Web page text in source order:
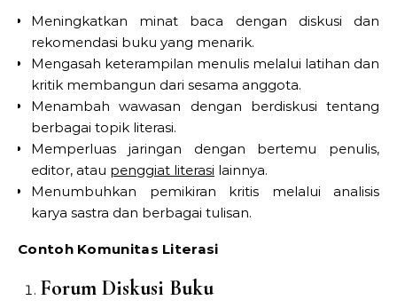
Meningkatkan minat baca dengan diskusi dan
rekomendasi buku yang menarik.
Mengasah keterampilan menulis melalui latihan dan
kritik membangun dari sesama anggota.
Menambah wawasan dengan berdiskusi tentang
berbagai topik literasi.
Memperluas jaringan dengan bertemu penulis,
editor, atau penggiat literasi lainnya.
Menumbuhkan pemikiran kritis melalui analisis
karya sastra dan berbagai tulisan.
Contoh Komunitas Literasi
Forum Diskusi Buku